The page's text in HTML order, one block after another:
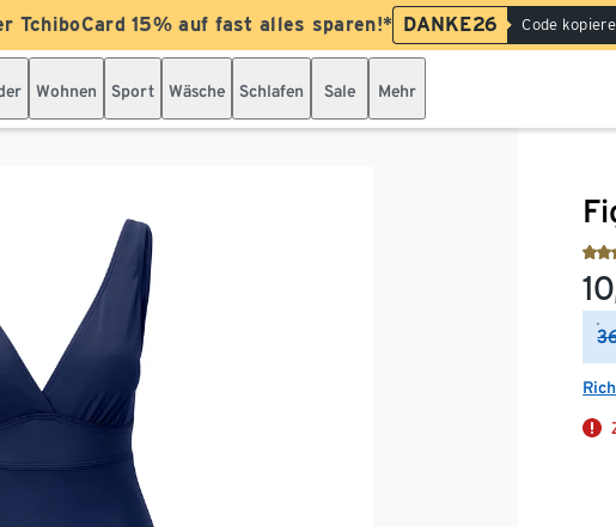
TchiboCard 15% auf fast alles sparen!* DANKE26 Code
Wohnen Sport Wäsche Schlafen Sale Mehr